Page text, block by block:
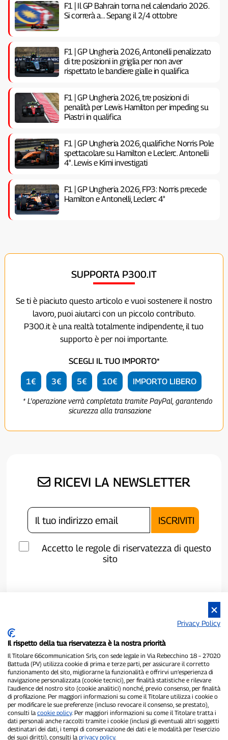
F1 | Il GP Bahrain torna nel calendario 2026.
Si correrà a… Sepang il 2/4 ottobre
F1 | GP Ungheria 2026, Antonelli penalizzato
di tre posizioni in griglia per non aver
rispettato le bandiere gialle in qualifica
F1 | GP Ungheria 2026, tre posizioni di
penalità per Lewis Hamilton per impeding su
Piastri in qualifica
F1 | GP Ungheria 2026, qualifiche: Norris Pole
spettacolare su Hamilton e Leclerc. Antonelli
4°. Lewis e Kimi investigati
F1 | GP Ungheria 2026, FP3: Norris precede
Hamilton e Antonelli, Leclerc 4°
SUPPORTA P300.IT
Se ti è piaciuto questo articolo e vuoi sostenere il nostro
lavoro, puoi aiutarci con un piccolo contributo.
P300.it è una realtà totalmente indipendente, il tuo
supporto è per noi importante.
SCEGLI IL TUO IMPORTO*
1€ 3€ 5€ 10€ IMPORTO LIBERO
* L'operazione verrà completata tramite PayPal, garantendo
sicurezza alla transazione
RICEVI LA NEWSLETTER
Accetto le regole di riservatezza di questo
sito
P300.it è una Testata Giornalistica indipendente
Registrazione numero 1/2021 del 1/2/2021 - Tribunale di Pavia
Proprietario ed editore:66communication Srls- P.IVA
02798890188
Direttore Responsabile:Alessandro Secchi- Vicedirettore:Federico
Benedusi
Privacy Policy
Il rispetto della tua riservatezza è la nostra priorità
Il Titolare 66communication Srls, con sede legale in Via Rebecchino 18 – 27020
Battuda (PV) utilizza cookie di prima e terze parti, per assicurare il corretto
funzionamento del sito, migliorarne la funzionalità e offrirvi un’esperienza di
navigazione personalizzata (cookie tecnici), per finalità statistiche e rilevare
l’audience del nostro sito (cookie analitici) nonché, previo consenso, per finalità
di profilazione. Per maggiori informazioni su come il Titolare utilizza i cookie o
per modificare le sue preferenze (incluso revocare il consenso, se prestato),
consulti la cookie policy. Per maggiori informazioni su come il Titolare tratta i
dati personali anche raccolti tramite i cookie (inclusi gli eventuali altri soggetti
destinatari dei dati, i tempi di conservazione dei dati e le modalità per l’esercizio
dei suoi diritti), consulti la privacy policy.